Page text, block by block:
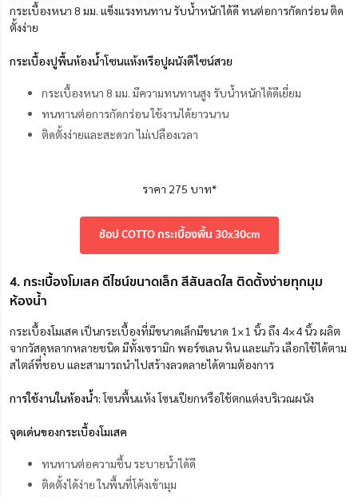
กระเบื้องหนา 8 มม. แข็งแรงทนทาน รับน้ำหนักได้ดี ทนต่อการกัดกร่อน ติด
ตั้งง่าย
กระเบื้องปูพื้นห้องน้ำโซนแห้งหรือปูผนังดีไซน์สวย
กระเบื้องหนา 8 มม. มีความทนทานสูง รับน้ำหนักได้ดีเยี่ยม
ทนทานต่อการกัดกร่อน ใช้งานได้ยาวนาน
ติดตั้งง่ายและสะดวก ไม่เปลืองเวลา
ราคา 275 บาท*
ช้อป COTTO กระเบื้องพื้น 30x30cm
4. กระเบื้องโมเสค ดีไซน์ขนาดเล็ก สีสันสดใส ติดตั้งง่ายทุกมุม
ห้องน้ำ
กระเบื้องโมเสค เป็นกระเบื้องที่มีขนาดเล็กมีขนาด 1×1 นิ้ว ถึง 4×4 นิ้ว ผลิต
จากวัสดุหลากหลายชนิด มีทั้งเซรามิก พอร์ซเลน หิน และแก้ว เลือกใช้ได้ตาม
สไตล์ที่ชอบ และสามารถนำไปสร้างลวดลายได้ตามต้องการ
การใช้งานในห้องน้ำ:โซนพื้นแห้ง โซนเปียกหรือใช้ตกแต่งบริเวณผนัง
จุดเด่นของกระเบื้องโมเสค
ทนทานต่อความชื้น ระบายน้ำได้ดี
ติดตั้งได้ง่าย ในพื้นที่โค้งเข้ามุม